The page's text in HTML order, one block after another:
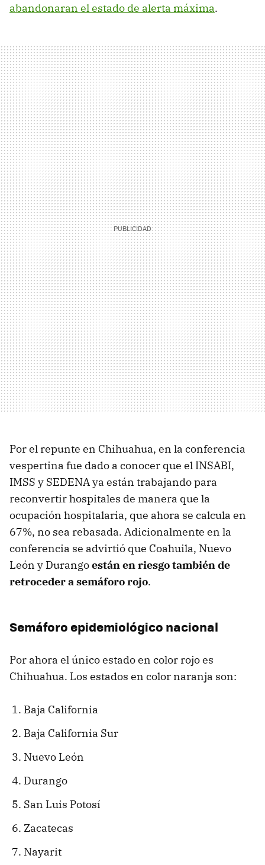
abandonaran el estado de alerta máxima.
Por el repunte en Chihuahua, en la conferencia
vespertina fue dado a conocer que el INSABI,
IMSS y SEDENA ya están trabajando para
reconvertir hospitales de manera que la
ocupación hospitalaria, que ahora se calcula en
67%, no sea rebasada. Adicionalmente en la
conferencia se advirtió que Coahuila, Nuevo
León y Durangoestán en riesgo también de
retroceder a semáforo rojo.
Semáforo epidemiológico nacional
Por ahora el único estado en color rojo es
Chihuahua. Los estados en color naranja son:
Baja California
Baja California Sur
Nuevo León
Durango
San Luis Potosí
Zacatecas
Nayarit